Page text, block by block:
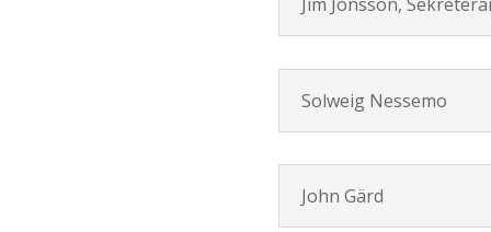
Solweig Nessemo
John Gärd